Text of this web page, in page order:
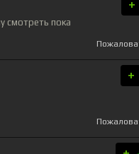
+
смотреть пока
+